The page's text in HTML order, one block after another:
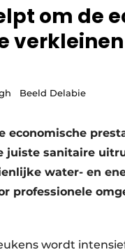
om de
verkleinen
Beeld Delabie
economische
juiste sanitaire
water- en
professionele
wordt